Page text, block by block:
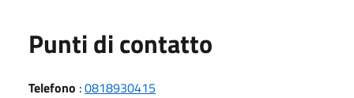
Punti di contatto
Telefono :0818930415